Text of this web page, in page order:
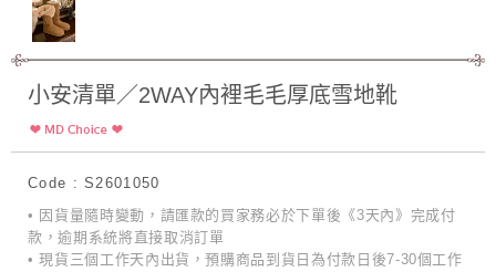
小安清單／2WAY內裡毛毛厚底雪地靴
Code : S2601050
• 因貨量隨時變動，請匯款的買家務必於下單後《3天內》完成付
款，逾期系統將直接取消訂單
• 現貨三個工作天內出貨，預購商品到貨日為付款日後7-30個工作